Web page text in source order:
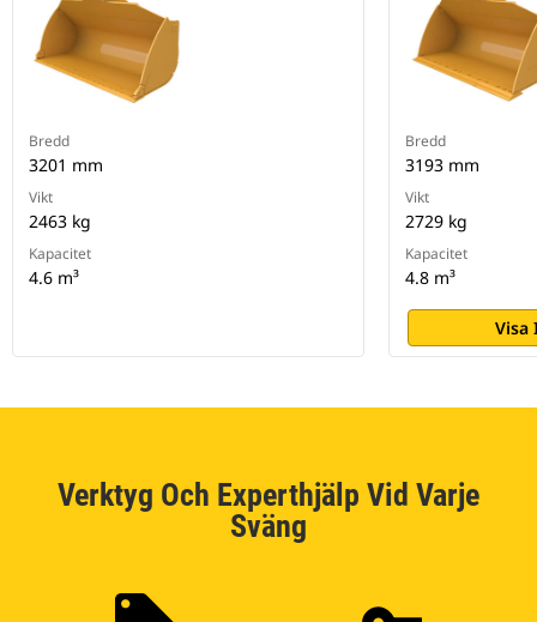
Bredd
3201 mm
Vikt
2463 kg
Kapacitet
4.6 m³
Bredd
3193 mm
Vikt
2729 kg
Kapacitet
4.8 m³
Visa
Verktyg Och Experthjälp Vid Varje
Sväng